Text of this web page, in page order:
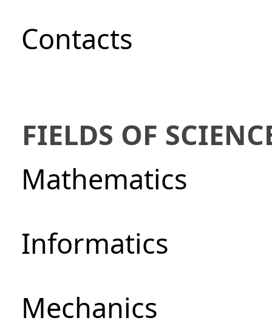
Сontacts
FIELDS OF
Mathematics
Informatics
Mechanics